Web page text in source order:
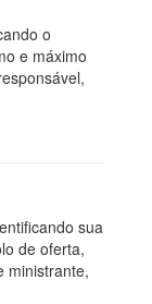
o
e máximo
sua
de oferta,
ministrante,